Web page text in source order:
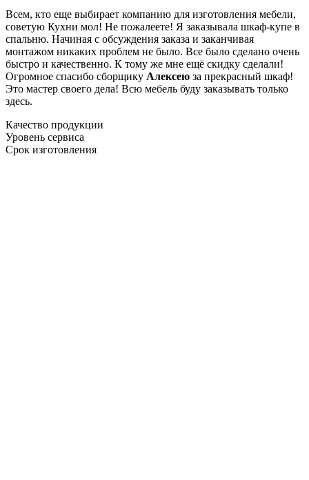
Всем, кто еще выбирает компанию для изготовления мебели,
советую Кухни мол! Не пожалеете! Я заказывала шкаф-купе в
спальню. Начиная с обсуждения заказа и заканчивая
монтажом никаких проблем не было. Все было сделано очень
быстро и качественно. К тому же мне ещё скидку сделали!
Огромное спасибо сборщику Алексею за прекрасный шкаф!
Это мастер своего дела! Всю мебель буду заказывать только
здесь.
Качество продукции
Уровень сервиса
Срок изготовления